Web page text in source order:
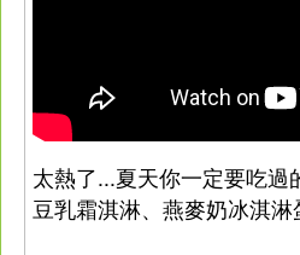
太熱了...夏天你一定要吃過
豆乳霜淇淋、燕麥奶冰淇